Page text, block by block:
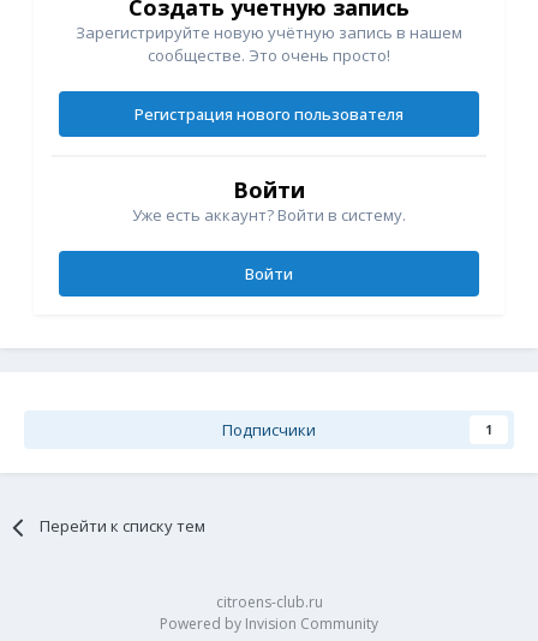
Создать учетную запись
Зарегистрируйте новую учётную запись в нашем
сообществе. Это очень просто!
Регистрация нового пользователя
Войти
Уже есть аккаунт? Войти в систему.
Войти
Подписчики 1
Перейти к списку тем
citroens-club.ru
Powered by Invision Community